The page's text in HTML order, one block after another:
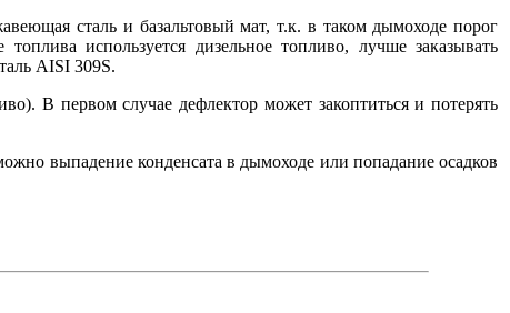
сталь и базальтовый мат, т.к. в таком дымоходе порог
используется дизельное топливо, лучше заказывать
AISI 309S.
В первом случае дефлектор может закоптиться и потерять
выпадение конденсата в дымоходе или попадание осадков